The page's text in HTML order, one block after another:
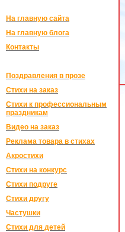
На главную сайта
На главную блога
Контакты
Поздравления в прозе
Стихи на заказ
Стихи к профессиональным
праздникам
Видео на заказ
Реклама товара в стихах
Акростихи
Стихи на конкурс
Стихи подруге
Стихи другу
Частушки
Стихи для детей